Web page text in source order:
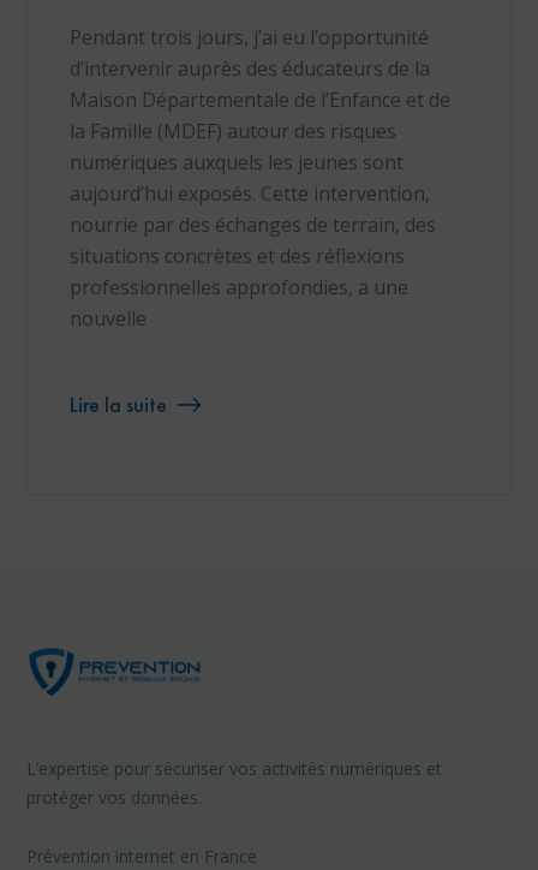
Pendant trois jours, j’ai eu l’opportunité
d’intervenir auprès des éducateurs de la
Maison Départementale de l’Enfance et de
la Famille (MDEF) autour des risques
numériques auxquels les jeunes sont
aujourd’hui exposés. Cette intervention,
nourrie par des échanges de terrain, des
situations concrètes et des réflexions
professionnelles approfondies, a une
nouvelle
Lire la suite
L’expertise pour sécuriser vos activités numériques et
protéger vos données.
Prévention internet en France